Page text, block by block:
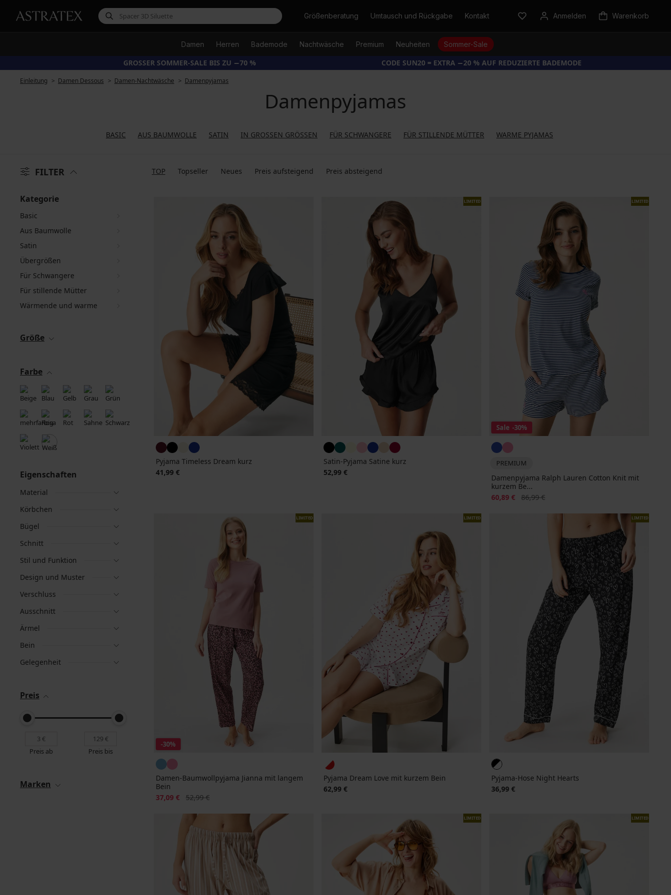
SucheGrößenberatung Umtausch und Rückgabe Kontakt Anmelden Warenkorb
Damen Herren Bademode Nachtwäsche Premium Neuheiten Sommer-Sale
GROSSER SOMMER-SALE BIS ZU −70 % CODE SUN20 = EXTRA −20 % AUF REDUZIERTE BADEMODE
Einleitung Damen Dessous Damen-Nachtwäsche Damenpyjamas
Damenpyjamas
BASIC AUS BAUMWOLLE SATIN IN GROSSEN GRÖSSEN FÜR SCHWANGERE FÜR STILLENDE MÜTTER WARME PYJAMAS
FILTER TOP Topseller Neues Preis aufsteigend Preis absteigend
Kategorie
Basic
Aus Baumwolle
Satin
Übergrößen
Für Schwangere
Für stillende Mütter
Wärmende und warme
Größe
Farbe
Eigenschaften
Material
Körbchen
Bügel
Schnitt
Stil und Funktion
Design und Muster
Verschluss
Ausschnitt
Ärmel
Bein
Gelegenheit
Preis
Preis ab Preis bis
Marken
Pyjama Timeless Dream kurz
41,99 €
LIMITED
Satin-Pyjama Satine kurz
52,99 €
LIMITED
Sale -30%
PREMIUM
Damenpyjama Ralph Lauren Cotton Knit mit
kurzem Be...
Rabatt
60,89 € Alter Preis
86,99 €
LIMITED
-30%
Damen-Baumwollpyjama Jianna mit langem
Bein
Rabatt
37,09 € Alter Preis
52,99 €
LIMITED
Pyjama Dream Love mit kurzem Bein
62,99 €
LIMITED
Pyjama-Hose Night Hearts
36,99 €
LIMITED LIMITED